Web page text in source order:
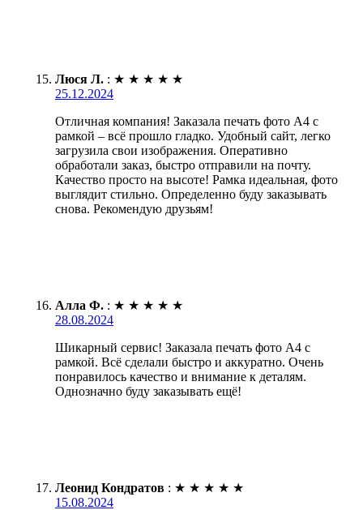
Люся Л. : ★ ★ ★ ★ ★
25.12.2024
Отличная компания! Заказала печать фото А4 с
рамкой – всё прошло гладко. Удобный сайт, легко
загрузила свои изображения. Оперативно
обработали заказ, быстро отправили на почту.
Качество просто на высоте! Рамка идеальная, фото
выглядит стильно. Определенно буду заказывать
снова. Рекомендую друзьям!
Алла Ф. : ★ ★ ★ ★ ★
28.08.2024
Шикарный сервис! Заказала печать фото А4 с
рамкой. Всё сделали быстро и аккуратно. Очень
понравилось качество и внимание к деталям.
Однозначно буду заказывать ещё!
Леонид Кондратов : ★ ★ ★ ★ ★
15.08.2024